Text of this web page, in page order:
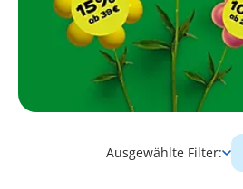
Ausgewählte Filter: